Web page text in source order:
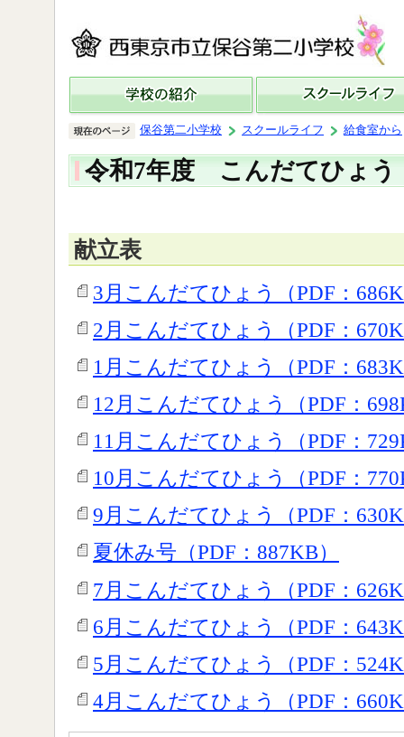
保谷第二小学校 スクールライフ 給食室から
令和7年度 こんだてひょう
献立表
3月こんだてひょう（PDF：
2月こんだてひょう（PDF：
1月こんだてひょう（PDF：
12月こんだてひょう（PDF：
11月こんだてひょう（PDF：
10月こんだてひょう（PDF：
9月こんだてひょう（PDF：
夏休み号（PDF：887KB）
7月こんだてひょう（PDF：
6月こんだてひょう（PDF：
5月こんだてひょう（PDF：
4月こんだてひょう（PDF：